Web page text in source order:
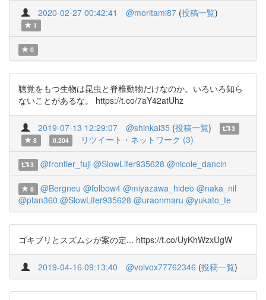
2020-02-27 00:42:41 @moritami87 (投稿一覧)
1
0
聴覚をもつ生物は昆虫と脊椎動物だけなのか。いろいろ知ら
ないことがあるな。 https://t.co/7aY42atUhz
2019-07-13 12:29:07 @shinkai35 (投稿一覧)
3
8
0.204 リツイート・ネットワーク (3)
3 @frontier_fuji @SlowLifer935628 @nicole_dancin
8 @Bergneu @folbow4 @miyazawa_hideo @naka_nil
@ptan360 @SlowLifer935628 @uraonmaru @yukato_te
ゴキブリとスズムシが案の定... https://t.co/UyKhWzxUgW
2019-04-16 09:13:40 @volvox77762346 (投稿一覧)